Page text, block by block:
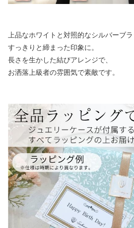
上品なホワイトと対照的なシルバーブラ
すっきりと締まった印象に。
長さを生かした結びアレンジで、
お洒落上級者の雰囲気で素敵です。